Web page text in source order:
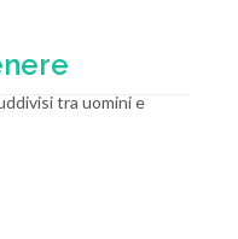
tra uomini e